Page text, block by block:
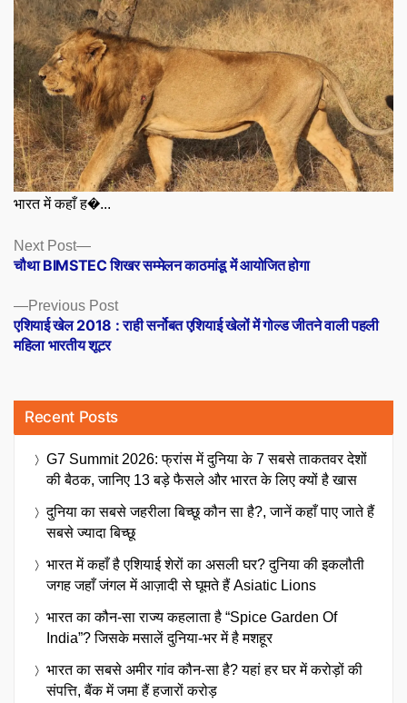
भारत में कहाँ ह�...
Posts
navigation
Previous PostPrevious
post:
एशियाई खेल 2018 : राही सर्नोबत एशियाई खेलों में गोल्ड जीतने वाली पहली
महिला भारतीय शूटर
Next Post
Next
post:
चौथा BIMSTEC शिखर सम्मेलन काठमांडू में आयोजित होगा
Recent Posts
G7 Summit 2026: फ्रांस में दुनिया के 7 सबसे ताकतवर देशों
की बैठक, जानिए 13 बड़े फैसले और भारत के लिए क्यों है खास
दुनिया का सबसे जहरीला बिच्छू कौन सा है?, जानें कहाँ पाए जाते हैं
सबसे ज्यादा बिच्छू
भारत में कहाँ है एशियाई शेरों का असली घर? दुनिया की इकलौती
जगह जहाँ जंगल में आज़ादी से घूमते हैं Asiatic Lions
भारत का कौन-सा राज्य कहलाता है “Spice Garden Of
India”? जिसके मसालें दुनिया-भर में है मशहूर
भारत का सबसे अमीर गांव कौन-सा है? यहां हर घर में करोड़ों की
संपत्ति, बैंक में जमा हैं हजारों करोड़